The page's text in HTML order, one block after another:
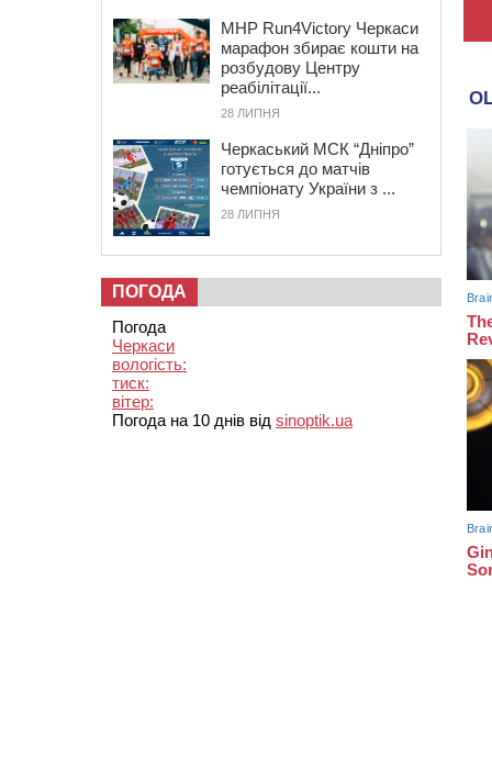
MHP Run4Victory Черкаси
марафон збирає кошти на
розбудову Центру
реабілітації...
28 ЛИПНЯ
Черкаський МСК “Дніпро”
готується до матчів
чемпіонату України з ...
28 ЛИПНЯ
ПОГОДА
Погода
Черкаси
вологість:
тиск:
вітер:
Погода на 10 днів від sinoptik.ua